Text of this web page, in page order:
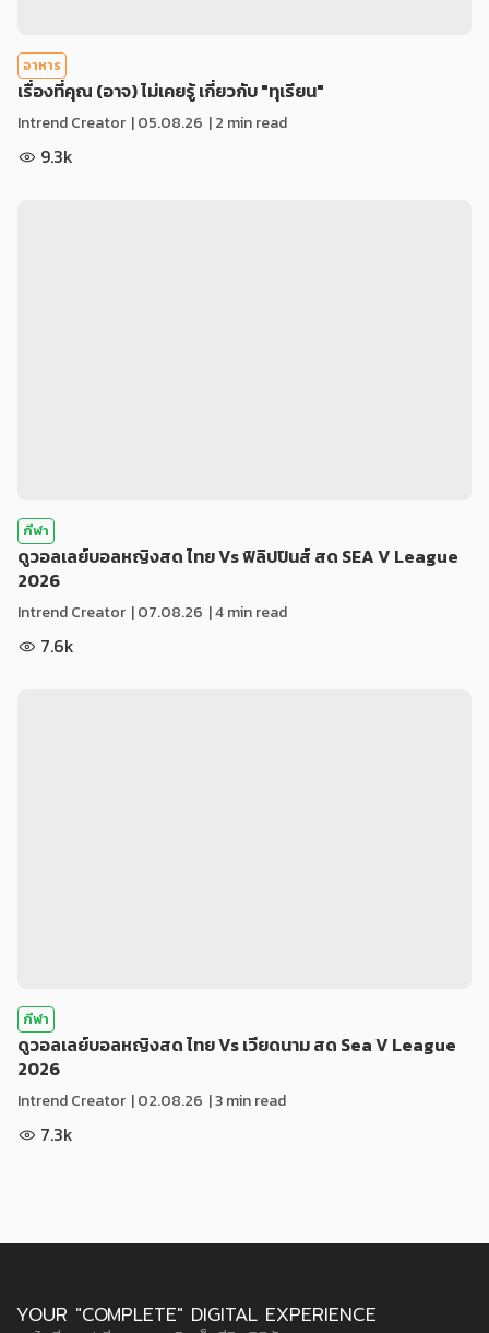
อาหาร
เรื่องที่คุณ (อาจ) ไม่เคยรู้ เกี่ยวกับ "ทุเรียน"
Intrend Creator |05.08.26 | 2 min read
9.3k
กีฬา
ดูวอลเลย์บอลหญิงสด ไทย Vs ฟิลิปปินส์ สด SEA V League
2026
Intrend Creator |07.08.26 | 4 min read
7.6k
กีฬา
ดูวอลเลย์บอลหญิงสด ไทย Vs เวียดนาม สด Sea V League
2026
Intrend Creator |02.08.26 | 3 min read
7.3k
YOUR "COMPLETE" DIGITAL EXPERIENCE